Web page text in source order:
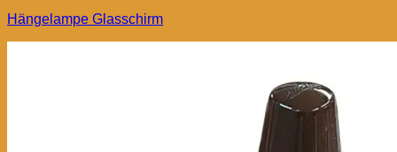
Hängelampe Glasschirm